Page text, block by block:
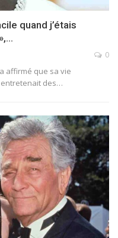
quand j’étais
0
affirmé que sa vie
des…